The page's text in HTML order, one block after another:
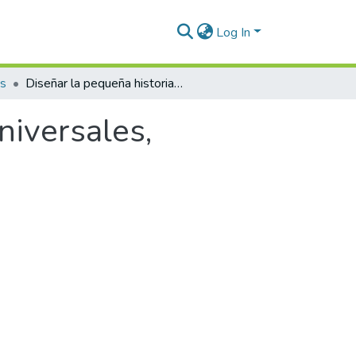
Log In
Diseñar la pequeña historia : ecológicos y universales, mordiscos de computador